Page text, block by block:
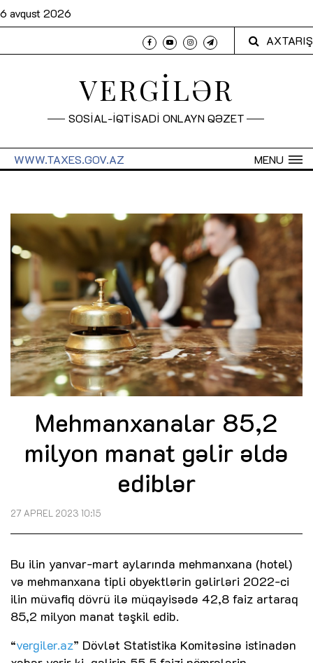
6 avqust 2026
AXTARIŞ
VERGİLƏR
SOSİAL-İQTİSADİ ONLAYN QƏZET
MENU
WWW.TAXES.GOV.AZ
Mehmanxanalar 85,2
milyon manat gəlir əldə
ediblər
27 APREL 2023 10:15
Bu ilin yanvar-mart aylarında mehmanxana (hotel)
və mehmanxana tipli obyektlərin gəlirləri 2022-ci
ilin müvafiq dövrü ilə müqayisədə 42,8 faiz artaraq
85,2 milyon manat təşkil edib.
“vergiler.az” Dövlət Statistika Komitəsinə istinadən